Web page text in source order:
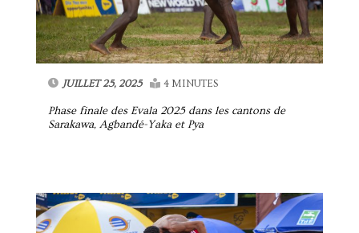
JUILLET 25, 2025 4 MINUTES
Phase finale des Evala 2025 dans les cantons de
Sarakawa, Agbandé-Yaka et Pya